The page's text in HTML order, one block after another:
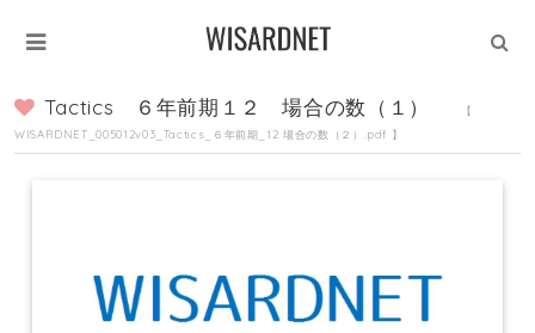
Tactics ６年前期１２ 場合の数（１）
【
WISARDNET_005012v03_Tactics_６年前期_12 場合の数（２）.pdf 】